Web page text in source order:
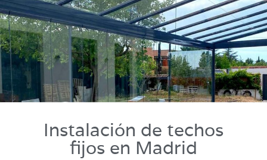
Instalación de techos
fijos en Madrid